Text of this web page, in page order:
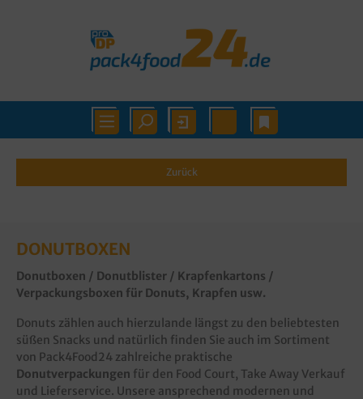
Zurück
DONUTBOXEN
Donutboxen / Donutblister / Krapfenkartons /
Verpackungsboxen für Donuts, Krapfen usw.
Donuts zählen auch hierzulande längst zu den beliebtesten
süßen Snacks und natürlich finden Sie auch im Sortiment
von Pack4Food24 zahlreiche praktische
Donutverpackungen für den Food Court, Take Away Verkauf
und Lieferservice. Unsere ansprechend modernen und